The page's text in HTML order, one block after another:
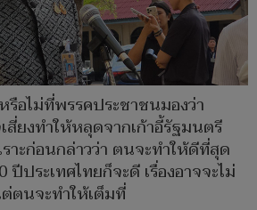
รือไม่ที่พรรคประชาชนมองว่า
สี่ยงทำให้หลุดจากเก้าอี้รัฐมนตรี
าะก่อนกล่าวว่า ตนจะทำให้ดีที่สุด
ปีประเทศไทยก็จะดี เรื่องอาจจะไม่
ตนจะทำให้เต็มที่